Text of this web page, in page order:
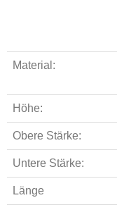
Material:
Höhe:
Obere Stärke:
Untere Stärke:
Länge